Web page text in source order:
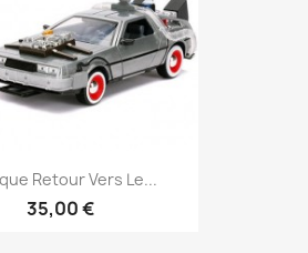
Retour Vers Le...
35,00 €